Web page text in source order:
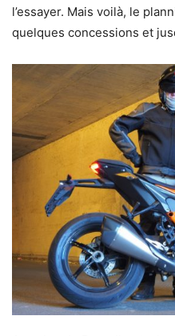
l’essayer. Mais voilà, le
quelques concessions et